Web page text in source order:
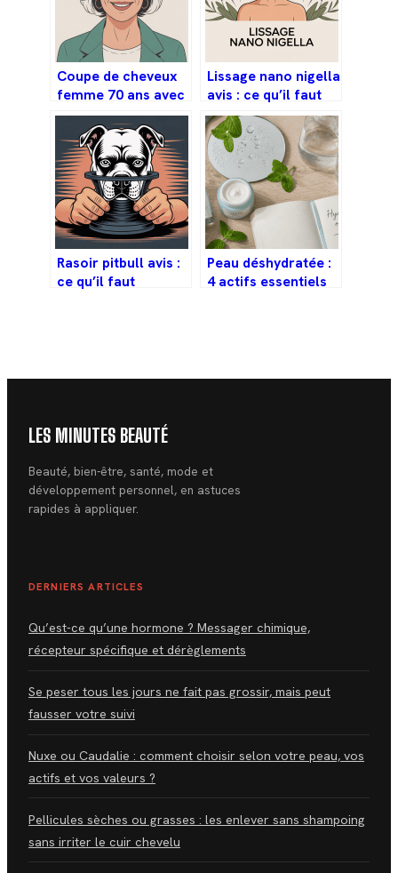
Coupe de cheveux
femme 70 ans avec
lunettes : les
meilleures idées à
adopter
Lissage nano nigella
avis : ce qu’il faut
vraiment savoir
avant de vous
lancer
Rasoir pitbull avis :
ce qu’il faut
Peau déshydratée :
4 actifs essentiels
LES MINUTES BEAUTÉ
Beauté, bien-être, santé, mode et
développement personnel, en astuces
rapides à appliquer.
DERNIERS ARTICLES
Qu’est-ce qu’une hormone ? Messager chimique,
récepteur spécifique et dérèglements
Se peser tous les jours ne fait pas grossir, mais peut
fausser votre suivi
Nuxe ou Caudalie : comment choisir selon votre peau, vos
actifs et vos valeurs ?
Pellicules sèches ou grasses : les enlever sans shampoing
sans irriter le cuir chevelu